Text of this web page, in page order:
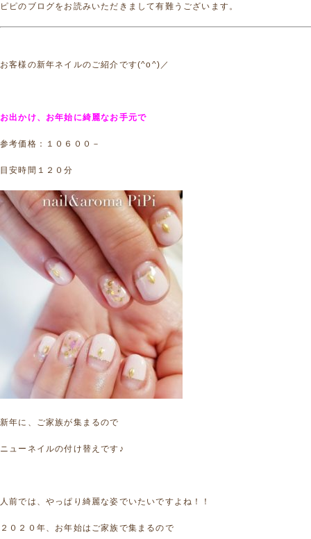
ピピのブログをお読みいただきまして有難うございます。
お客様の新年ネイルのご紹介です(^o^)／
お出かけ、お年始に綺麗なお手元で
参考価格：１０６００－
目安時間１２０分
新年に、ご家族が集まるので
ニューネイルの付け替えです♪
人前では、やっぱり綺麗な姿でいたいですよね！！
２０２０年、お年始はご家族で集まるので